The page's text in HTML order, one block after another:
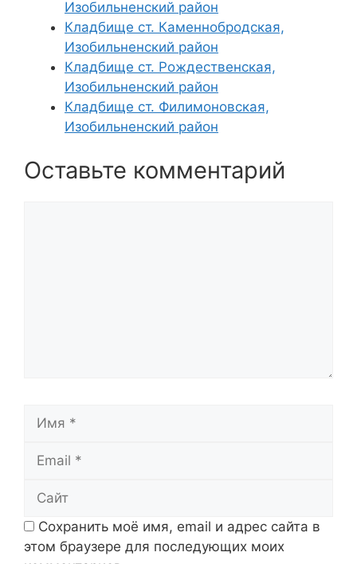
Изобильненский район
Кладбище ст. Каменнобродская,
Изобильненский район
Кладбище ст. Рождественская,
Изобильненский район
Кладбище ст. Филимоновская,
Изобильненский район
Оставьте комментарий
Сохранить моё имя, email и адрес сайта в
этом браузере для последующих моих